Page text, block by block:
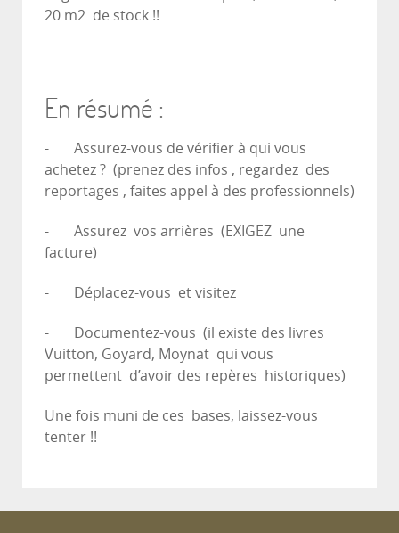
20 m2 de stock !!
En résumé :
- Assurez-vous de vérifier à qui vous
achetez ? (prenez des infos , regardez des
reportages , faites appel à des professionnels)
- Assurez vos arrières (EXIGEZ une
facture)
- Déplacez-vous et visitez
- Documentez-vous (il existe des livres
Vuitton, Goyard, Moynat qui vous
permettent d’avoir des repères historiques)
Une fois muni de ces bases, laissez-vous
tenter !!